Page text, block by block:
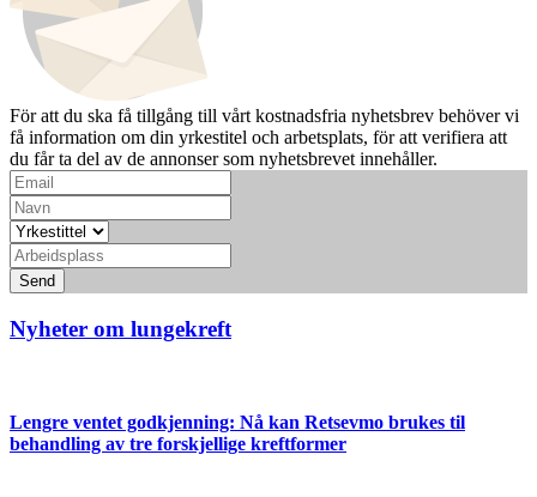
För att du ska få tillgång till vårt kostnadsfria nyhetsbrev behöver vi
få information om din yrkestitel och arbetsplats, för att verifiera att
du får ta del av de annonser som nyhetsbrevet innehåller.
Send
Nyheter om lungekreft
Lengre ventet godkjenning: Nå kan Retsevmo brukes til
behandling av tre forskjellige kreftformer